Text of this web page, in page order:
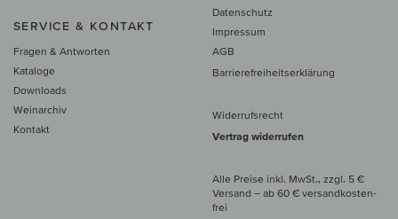
SERVICE & KONTAKT
Fragen & Antworten
Kataloge
Downloads
Weinarchiv
Kontakt
Datenschutz
Impressum
AGB
Barrierefreiheitserklärung
Widerrufsrecht
Vertrag widerrufen
Alle Preise inkl. MwSt., zzgl. 5 €
Versand – ab 60 € versand­kosten­
frei